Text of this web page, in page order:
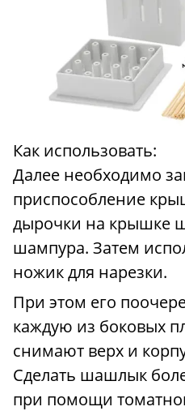
Как использовать:
Далее необходимо
приспособление
дырочки на крышке
шампура. Затем
ножик для нарезки.
При этом его
каждую из боковых
снимают верх и
Сделать шашлык
при помощи